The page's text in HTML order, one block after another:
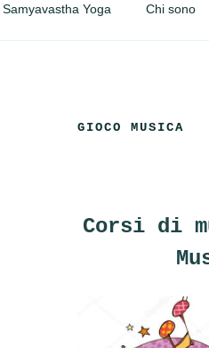
Samyavastha Yoga Chi sono
GIOCO MUSICA
Corsi di